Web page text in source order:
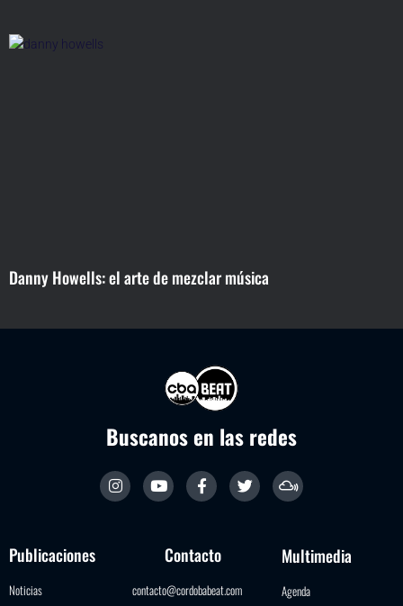
Danny Howells: el arte de mezclar música
Buscanos en las redes
Publicaciones
Noticias
Contacto
contacto@cordobabeat.com
Multimedia
Agenda